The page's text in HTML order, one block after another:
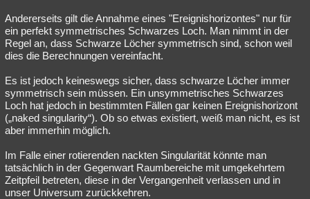
Andererseits gilt die Annahme eines "Ereignishorizontes" nur für
ein perfekt symmetrisches Schwarzes Loch. Man nimmt in der
Regel an, dass Schwarze Löcher symmetrisch sind, schon weil
dies die Berechnungen vereinfacht.
Es ist jedoch keineswegs sicher, dass schwarze Löcher immer
symmetrisch sein müssen. Ein unsymmetrisches Schwarzes
Loch hat jedoch in bestimmten Fällen gar keinen Ereignishorizont
(„naked singularity“). Ob so etwas existiert, weiß man nicht, es ist
aber immerhin möglich.
Im Falle einer rotierenden nackten Singularität könnte man
tatsächlich in der Gegenwart Raumbereiche mit umgekehrtem
Zeitpfeil betreten, diese in der Vergangenheit verlassen und in
unser Universum zurückkehren.